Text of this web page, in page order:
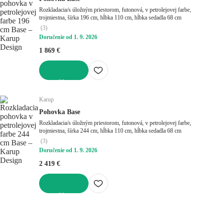
Rozkladacia/s úložným priestorom, futonová, v petrolejovej farbe,
trojmiestna, šírka 196 cm, hĺbka 110 cm, hĺbka sedadla 68 cm
(3)
Doručenie od 1. 9. 2026
1 869 €
Karup
Pohovka Base
Rozkladacia/s úložným priestorom, futonová, v petrolejovej farbe,
trojmiestna, šírka 244 cm, hĺbka 110 cm, hĺbka sedadla 68 cm
(3)
Doručenie od 1. 9. 2026
2 419 €